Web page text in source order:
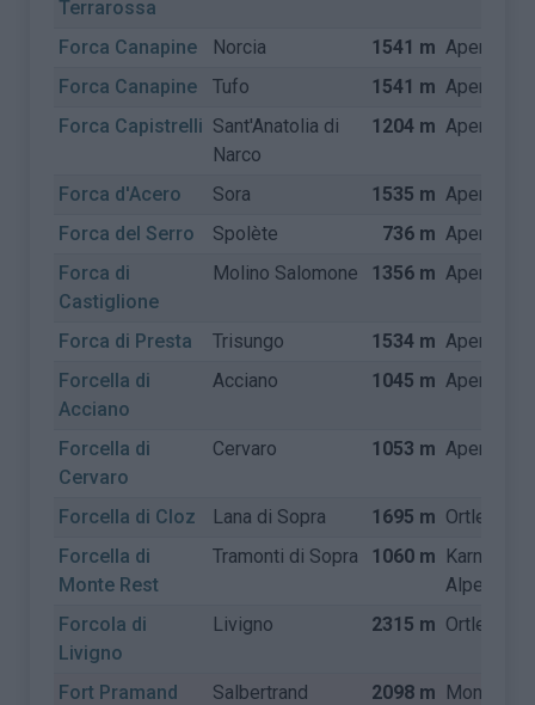
Terrarossa
Forca Canapine
Norcia 1541 m
Forca Canapine
Tufo 1541 m
Forca Capistrelli Sant'Anatolia di
Narco
1204 m
Forca d'Acero Sora 1535 m
Forca del Serro
Spolète 736 m
Forca di
Castiglione
Molino Salomone 1356 m
Forca di Presta Trisungo 1534 m
Forcella di
Acciano
Acciano 1045 m
Forcella di
Cervaro
Cervaro 1053 m
Forcella di Cloz Lana di Sopra 1695 m Ortler
Forcella di
Monte Rest
Tramonti di Sopra 1060 m Karnische
Alpen
Forcola di
Livigno
Livigno 2315 m Ortler
Fort Pramand
Salbertrand
2098 m Mont